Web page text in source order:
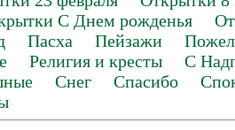
С Днем рожденья
Пасха Пейзажи
Религия и кресты
С
Снег Спасибо